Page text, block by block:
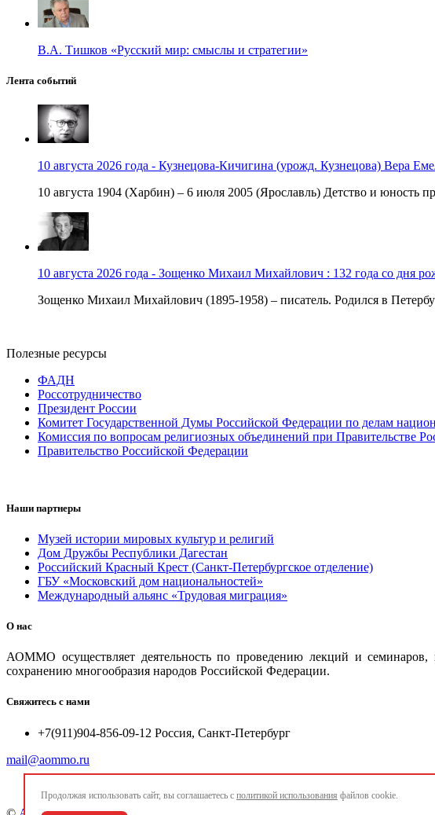
В.А. Тишков «Русский мир: смыслы и стратегии»
Лента событий
10 августа 2026 года - Кузнецова-Кичигина (урожд. Кузнецова) Вера
10 августа 1904 (Харбин) – 6 июля 2005 (Ярославль) Детство и юность
10 августа 2026 года - Зощенко Михаил Михайлович : 132 года со дня
Зощенко Михаил Михайлович (1895-1958) – писатель. Родился в
Полезные ресурсы
ФАДН
Россотрудничество
Президент России
Комитет Государственной Думы Российской Федерации по делам
Комиссия по вопросам религиозных объединений при Правительстве
Правительство Российской Федерации
Наши партнеры
Музей истории мировых культур и религий
Дом Дружбы Республики Дагестан
Российский Красный Крест (Санкт-Петербургское отделение)
ГБУ «Московский дом национальностей»
Международный альянс «Трудовая миграция»
О нас
АОММО осуществляет деятельность по проведению лекций и семинаров,
сохранению многообразия народов Российской Федерации.
Свяжитесь с нами
+7(911)904-856-09-12 Россия, Санкт-Петербург
mail@aommo.ru
Продолжая использовать сайт, вы соглашаетесь с политикой использования файлов cookie.